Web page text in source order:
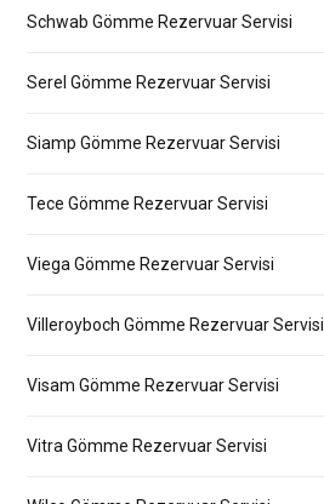
Schwab Gömme Rezervuar Servisi
Serel Gömme Rezervuar Servisi
Siamp Gömme Rezervuar Servisi
Tece Gömme Rezervuar Servisi
Viega Gömme Rezervuar Servisi
Villeroyboch Gömme Rezervuar Servisi
Visam Gömme Rezervuar Servisi
Vitra Gömme Rezervuar Servisi